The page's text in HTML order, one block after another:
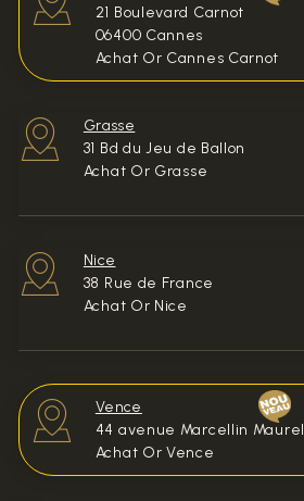
21 Boulevard Carnot
06400 Cannes
Achat Or Cannes Carnot
Grasse
31 Bd du Jeu de Ballon
Achat Or Grasse
Nice
38 Rue de France
Achat Or Nice
Vence
44 avenue Marcellin Maurel
Achat Or Vence